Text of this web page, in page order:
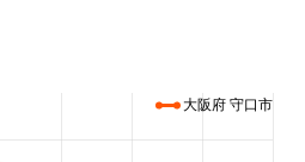
大阪府 守口市